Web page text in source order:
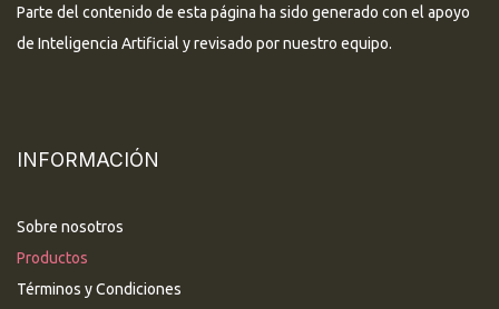
Parte del contenido de esta página ha sido generado con el apoyo
de Inteligencia Artificial y revisado por nuestro equipo.
INFORMACIÓN
Sobre nosotros
Productos
Términos y Condiciones